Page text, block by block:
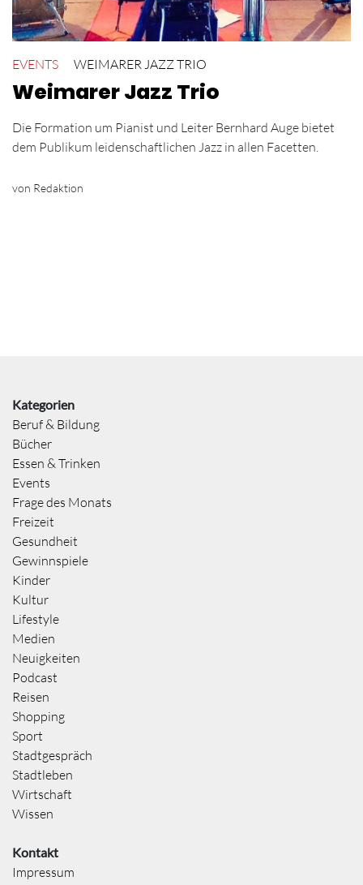
EVENTS WEIMARER JAZZ TRIO
Weimarer Jazz Trio
Die Formation um Pianist und Leiter Bernhard Auge bietet
dem Publikum leidenschaftlichen Jazz in allen Facetten.
von Redaktion
Kategorien
Beruf & Bildung
Bücher
Essen & Trinken
Events
Frage des Monats
Freizeit
Gesundheit
Gewinnspiele
Kinder
Kultur
Lifestyle
Medien
Neuigkeiten
Podcast
Reisen
Shopping
Sport
Stadtgespräch
Stadtleben
Wirtschaft
Wissen
Kontakt
Impressum